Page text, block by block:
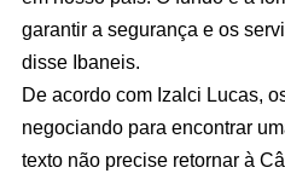
garantir a segurança e os
disse Ibaneis.
De acordo com Izalci Lucas,
negociando para encontrar
texto não precise retornar à